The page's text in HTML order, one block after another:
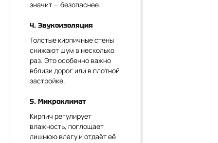
значит — безопаснее.
4. Звукоизоляция
Толстые кирпичные стены
снижают шум в несколько
раз. Это особенно важно
вблизи дорог или в плотной
застройке.
5. Микроклимат
Кирпич регулирует
влажность, поглощает
лишнюю влагу и отдаёт её